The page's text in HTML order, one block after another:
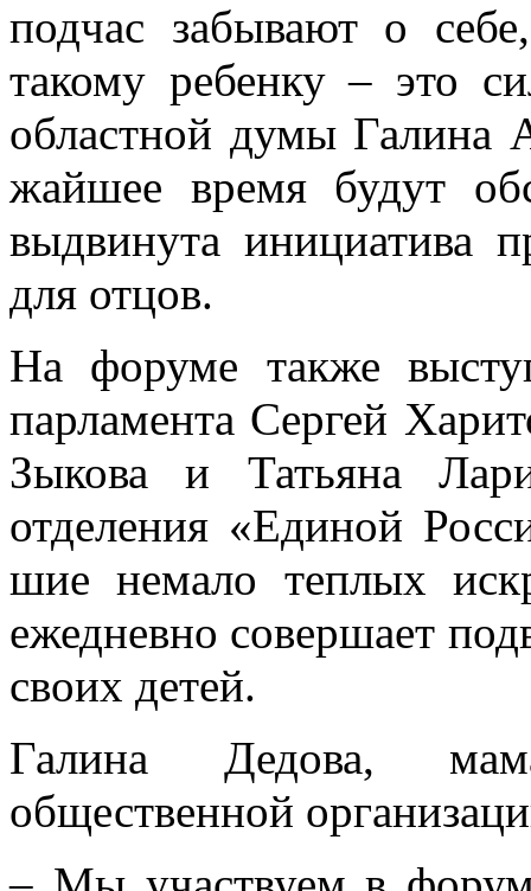
восстановления и
подчас забывают о
такому ребен­ку – это
областной думы Галина
жайшее время будут
выдвинута инициатива
для отцов.
На форуме также
парла­мента Сергей
Зыкова и Татьяна
отделения «Единой
шие немало теплых
ежедневно совершает
своих детей.
Галина Дедова,
общественной